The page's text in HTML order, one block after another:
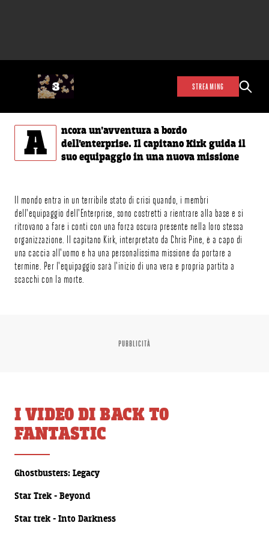
STREAMING
A
ncora un'avventura a bordo
dell'enterprise. Il capitano Kirk guida il
suo equipaggio in una nuova missione
Il mondo entra in un terribile stato di crisi quando, i membri
dell'equipaggio dell'Enterprise, sono costretti a rientrare alla base e si
ritrovano a fare i conti con una forza oscura presente nella loro stessa
organizzazione. Il capitano Kirk, interpretato da Chris Pine, è a capo di
una caccia all'uomo e ha una personalissima missione da portare a
termine. Per l'equipaggio sarà l'inizio di una vera e propria partita a
scacchi con la morte.
PUBBLICITÀ
I VIDEO DI BACK TO
FANTASTIC
Ghostbusters: Legacy
Star Trek - Beyond
Star trek - Into Darkness